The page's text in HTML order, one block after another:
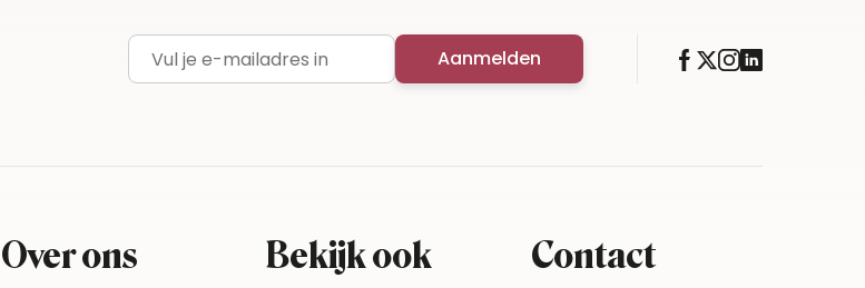
E-mailadres Aanmelden
Over ons Bekijk ook Contact